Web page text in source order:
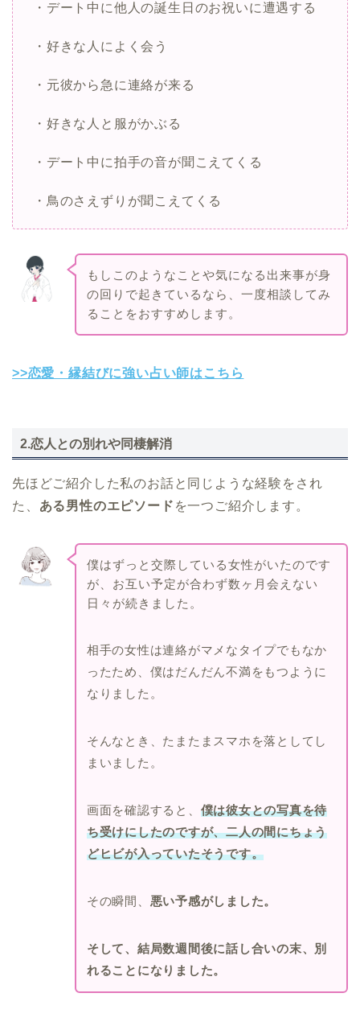
・デート中に他人の誕生日のお祝いに遭遇する
・好きな人によく会う
・元彼から急に連絡が来る
・好きな人と服がかぶる
・デート中に拍手の音が聞こえてくる
・鳥のさえずりが聞こえてくる
もしこのようなことや気になる出来事が身
の回りで起きているなら、一度相談してみ
ることをおすすめします。
>>恋愛・縁結びに強い占い師はこちら
2.恋人との別れや同棲解消
先ほどご紹介した私のお話と同じような経験をされ
た、 ある男性のエピソード を一つご紹介します。
僕はずっと交際している女性がいたのです
が、お互い予定が合わず数ヶ月会えない
日々が続きました。
相手の女性は連絡がマメなタイプでもなか
ったため、僕はだんだん不満をもつように
なりました。
そんなとき、たまたまスマホを落としてし
まいました。
画面を確認すると、 僕は彼女との写真を待
ち受けにしたのですが、二人の間にちょう
どヒビが入っていたそうです。
その瞬間、 悪い予感がしました。
そして、結局数週間後に話し合いの末、別
れることになりました。